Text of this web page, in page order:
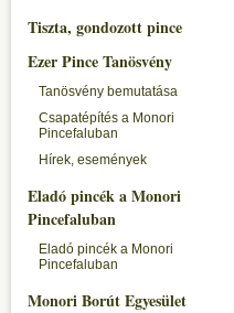
Tiszta, gondozott pince
Ezer Pince Tanösvény
Tanösvény bemutatása
Csapatépítés a Monori
Pincefaluban
Hírek, események
Eladó pincék a Monori
Pincefaluban
Eladó pincék a Monori
Pincefaluban
Monori Borút Egyesület